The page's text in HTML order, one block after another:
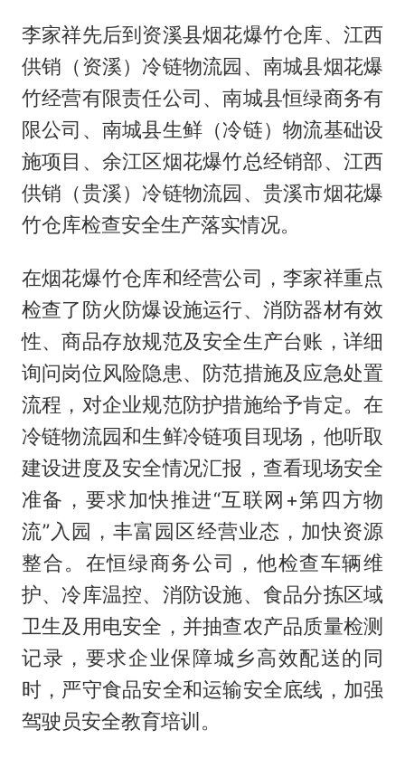
李家祥先后到资溪县烟花爆竹仓库、江西
供销（资溪）冷链物流园、南城县烟花爆
竹经营有限责任公司、南城县恒绿商务有
限公司、南城县生鲜（冷链）物流基础设
施项目、余江区烟花爆竹总经销部、江西
供销（贵溪）冷链物流园、贵溪市烟花爆
竹仓库检查安全生产落实情况。
在烟花爆竹仓库和经营公司，李家祥重点
检查了防火防爆设施运行、消防器材有效
性、商品存放规范及安全生产台账，详细
询问岗位风险隐患、防范措施及应急处置
流程，对企业规范防护措施给予肯定。在
冷链物流园和生鲜冷链项目现场，他听取
建设进度及安全情况汇报，查看现场安全
准备，要求加快推进“互联网+第四方物
流”入园，丰富园区经营业态，加快资源
整合。在恒绿商务公司，他检查车辆维
护、冷库温控、消防设施、食品分拣区域
卫生及用电安全，并抽查农产品质量检测
记录，要求企业保障城乡高效配送的同
时，严守食品安全和运输安全底线，加强
驾驶员安全教育培训。